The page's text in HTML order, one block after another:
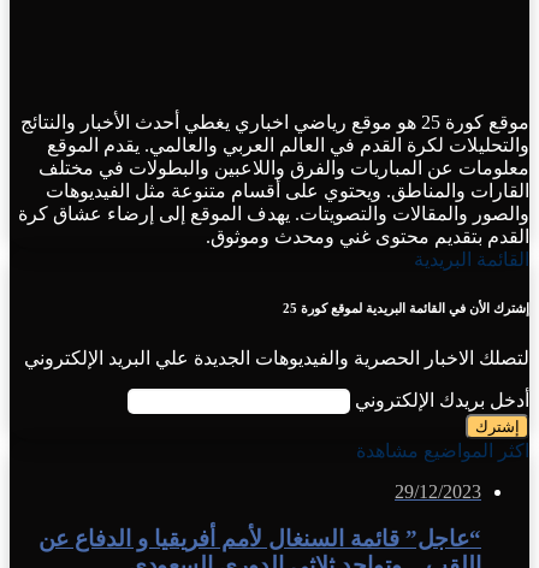
موقع كورة 25 هو موقع رياضي اخباري يغطي أحدث الأخبار والنتائج
والتحليلات لكرة القدم في العالم العربي والعالمي. يقدم الموقع
معلومات عن المباريات والفرق واللاعبين والبطولات في مختلف
القارات والمناطق. ويحتوي على أقسام متنوعة مثل الفيديوهات
والصور والمقالات والتصويتات. يهدف الموقع إلى إرضاء عشاق كرة
القدم بتقديم محتوى غني ومحدث وموثوق.
القائمة البريدية
إشترك الأن في القائمة البريدية لموقع كورة 25
لتصلك الاخبار الحصرية والفيديوهات الجديدة علي البريد الإلكتروني
أدخل بريدك الإلكتروني
اكثر المواضيع مشاهدة
29/12/2023
“عاجل” قائمة السنغال لأمم أفريقيا و الدفاع عن